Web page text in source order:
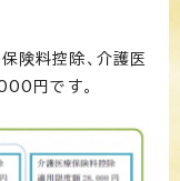
険料控除、介護医
円です。